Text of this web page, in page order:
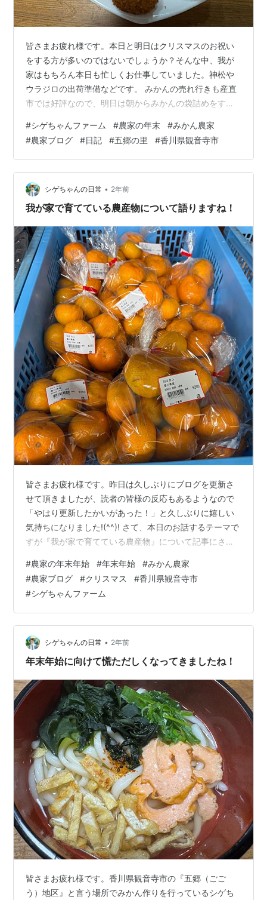
皆さまお疲れ様です。本日と明日はクリスマスのお祝い
をする方が多いのではないでしょうか？そんな中、我が
家はもちろん本日も忙しくお仕事していました。神松や
ウラジロの出荷準備などです。 みかんの売れ行きも産直
市では好評なので、明日は朝からみかんの袋詰めをする
『クリスマスイブ』。 今年は平日のクリスマスという事
で、産直市の方も様子を見に行くとやはり若いお客様は
あまりいない様子でした。 でも、年金暮らしのお年寄り
さんは、年末に帰省してくるであろう息子さんやお孫さ
んの為にと必死に売り場を調査し、色んな商品を買いあ
さっておりました。 我が家の方でも、明日はク…
#シゲちゃんファーム #農家の年末 #みかん農家
#農家ブログ #日記 #五郷の里 #香川県観音寺市
シゲちゃんの日常 • 2年前
我が家で育てている農産物について語りますね！
皆さまお疲れ様です。昨日は久しぶりにブログを更新さ
せて頂きましたが、読者の皆様の反応もあるようなので
「やはり更新したかいがあった！」と久しぶりに嬉しい
気持ちになりました!(^^)! さて、本日のお話するテーマで
すが『我が家で育てている農産物』について記事にさせ
５代前のご先祖様がみかん山を開墾した時代までさかの
ぼります。 Aコープ豊南の産直コーナーで販売中の早生
みかん 昔は約2丁ほどあったみかん山の面積も、時代の
流れと共に面積が小さくなり、今では20aほどにまでみか
んの面積が減ってしまいました。しかし、令和の時代に
なり高齢者が引退していく中で、再…
#農家の年末年始 #年末年始 #みかん農家
#農家ブログ #クリスマス #香川県観音寺市
#シゲちゃんファーム
シゲちゃんの日常 • 2年前
年末年始に向けて慌ただしくなってきましたね！
皆さまお疲れ様です。香川県観音寺市の『五郷（ごご
う）地区』と言う場所でみかん作りを行っているシゲち